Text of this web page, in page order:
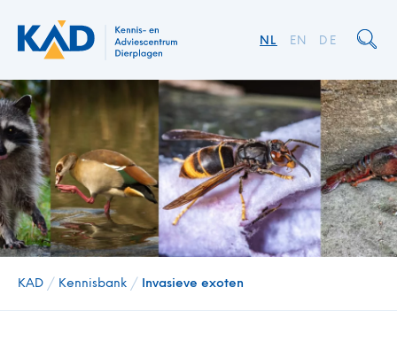
DE
EN
NL
KAD / Kennisbank / Invasieve exoten